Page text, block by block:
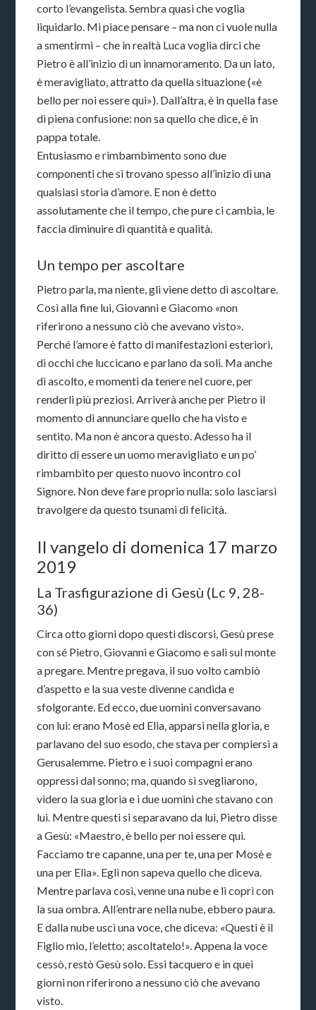
corto l’evangelista. Sembra quasi che voglia
liquidarlo. Mi piace pensare – ma non ci vuole nulla
a smentirmi – che in realtà Luca voglia dirci che
Pietro è all’inizio di un innamoramento. Da un lato,
è meravigliato, attratto da quella situazione («è
bello per noi essere qui»). Dall’altra, è in quella fase
di piena confusione: non sa quello che dice, è in
pappa totale.
Entusiasmo e rimbambimento sono due
componenti che si trovano spesso all’inizio di una
qualsiasi storia d’amore. E non è detto
assolutamente che il tempo, che pure ci cambia, le
faccia diminuire di quantità e qualità.
Un tempo per ascoltare
Pietro parla, ma niente, gli viene detto di ascoltare.
Così alla fine lui, Giovanni e Giacomo «non
riferirono a nessuno ciò che avevano visto».
Perché l’amore è fatto di manifestazioni esteriori,
di occhi che luccicano e parlano da soli. Ma anche
di ascolto, e momenti da tenere nel cuore, per
renderli più preziosi. Arriverà anche per Pietro il
momento di annunciare quello che ha visto e
sentito. Ma non è ancora questo. Adesso ha il
diritto di essere un uomo meravigliato e un po’
rimbambito per questo nuovo incontro col
Signore. Non deve fare proprio nulla: solo lasciarsi
travolgere da questo tsunami di felicità.
Il vangelo di domenica 17 marzo
2019
La Trasfigurazione di Gesù (Lc 9, 28-
36)
Circa otto giorni dopo questi discorsi, Gesù prese
con sé Pietro, Giovanni e Giacomo e salì sul monte
a pregare. Mentre pregava, il suo volto cambiò
d’aspetto e la sua veste divenne candida e
sfolgorante. Ed ecco, due uomini conversavano
con lui: erano Mosè ed Elia, apparsi nella gloria, e
parlavano del suo esodo, che stava per compiersi a
Gerusalemme. Pietro e i suoi compagni erano
oppressi dal sonno; ma, quando si svegliarono,
videro la sua gloria e i due uomini che stavano con
lui. Mentre questi si separavano da lui, Pietro disse
a Gesù: «Maestro, è bello per noi essere qui.
Facciamo tre capanne, una per te, una per Mosè e
una per Elia». Egli non sapeva quello che diceva.
Mentre parlava così, venne una nube e li coprì con
la sua ombra. All’entrare nella nube, ebbero paura.
E dalla nube uscì una voce, che diceva: «Questi è il
Figlio mio, l’eletto; ascoltatelo!». Appena la voce
cessò, restò Gesù solo. Essi tacquero e in quei
giorni non riferirono a nessuno ciò che avevano
visto.